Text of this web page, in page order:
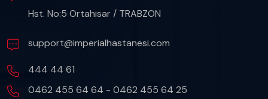
Hst. No:5 Ortahisar / TRABZON
support@imperialhastanesi.com
444 44 61
0462 455 64 64 - 0462 455 64 25